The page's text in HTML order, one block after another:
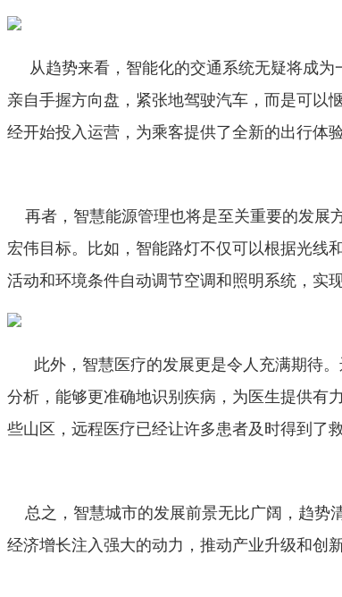
从趋势来看，智能化的交通系统无疑将成为
亲自手握方向盘，紧张地驾驶汽车，而是可以
经开始投入运营，为乘客提供了全新的出行体验
再者，智慧能源管理也将是至关重要的发展
宏伟目标。比如，智能路灯不仅可以根据光线
活动和环境条件自动调节空调和照明系统，实
此外，智慧医疗的发展更是令人充满期待。
分析，能够更准确地识别疾病，为医生提供有
些山区，远程医疗已经让许多患者及时得到了
总之，智慧城市的发展前景无比广阔，趋势
经济增长注入强大的动力，推动产业升级和创